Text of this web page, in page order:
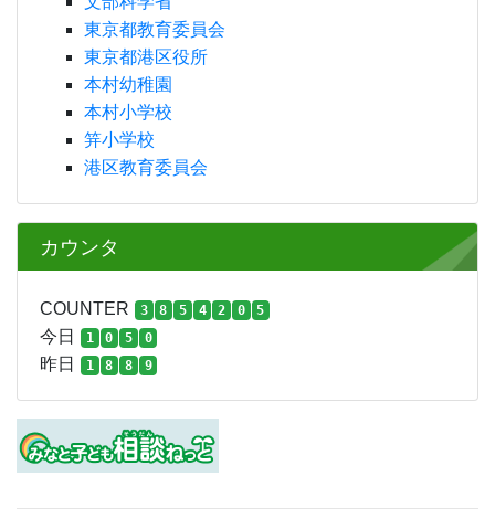
東京都教育委員会
東京都港区役所
本村幼稚園
本村小学校
笄小学校
港区教育委員会
カウンタ
COUNTER 3 8 5 4 2 0 5
今日 1 0 5 0
昨日 1 8 8 9